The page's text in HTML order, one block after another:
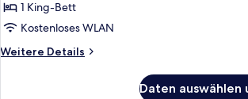
1 King-
Bett
1 King-Bett
Kostenloses WLAN
Weitere Details
Weitere
Daten auswählen